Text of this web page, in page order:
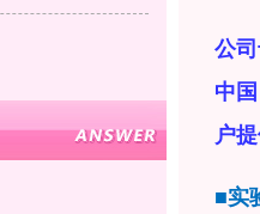
公
中
户
■实